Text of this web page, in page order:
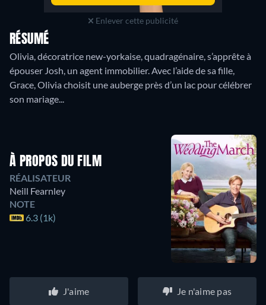
Enlever cette publicité
RÉSUMÉ
Olivia, décoratrice new-yorkaise, quadragénaire, s’apprête à
épouser Josh, un agent immobilier. Avec l’aide de sa fille,
Grace, Olivia choisit une auberge près d’un lac pour célébrer
son mariage...
À PROPOS DU FILM
RÉALISATEUR
Neill Fearnley
NOTE
6.3 (1k)
J'aime Je n'aime pas